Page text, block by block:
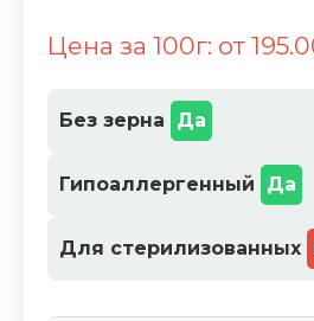
Цена за 100г: от
Без зерна Да
Гипоаллергенный Да
Для стерилизованных